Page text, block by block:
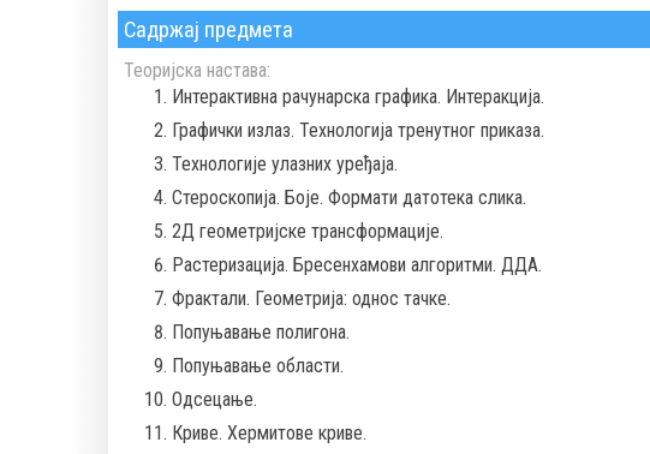
Садржај предмета
Теоријска настава:
Интерактивна рачунарска графика. Интеракција.
Графички излаз. Технологија тренутног приказа.
Технологије улазних уређаја.
Стероскопија. Боје. Формати датотека слика.
2Д геометријске трансформације.
Растеризација. Бресенхамови алгоритми. ДДА.
Фрактали. Геометрија: однос тачке.
Попуњавање полигона.
Попуњавање области.
Одсецање.
Криве. Хермитове криве.